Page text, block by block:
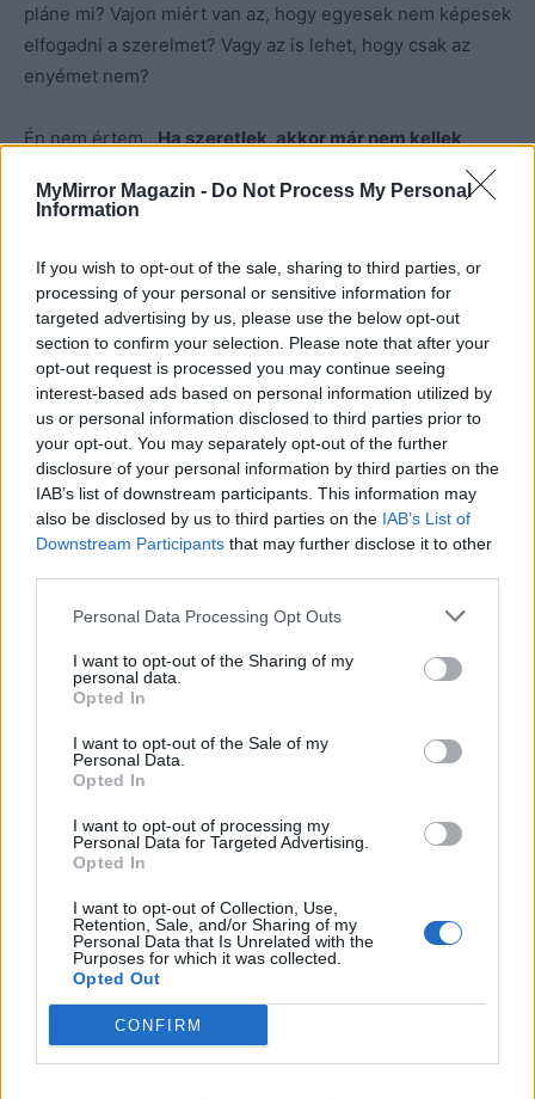
MyMirror Magazin - Do Not Process My Personal
Information
If you wish to opt-out of the sale, sharing to third parties, or
processing of your personal or sensitive information for
targeted advertising by us, please use the below opt-out
section to confirm your selection. Please note that after your
opt-out request is processed you may continue seeing
interest-based ads based on personal information utilized by
us or personal information disclosed to third parties prior to
your opt-out. You may separately opt-out of the further
disclosure of your personal information by third parties on the
IAB’s list of downstream participants. This information may
also be disclosed by us to third parties on the IAB’s List of
Downstream Participants that may further disclose it to other
Personal Data Processing Opt Outs
I want to opt-out of the Sharing of my
personal data.
Opted In
I want to opt-out of the Sale of my
Personal Data.
Opted In
I want to opt-out of processing my
Personal Data for Targeted Advertising.
Opted In
I want to opt-out of Collection, Use,
Retention, Sale, and/or Sharing of my
Personal Data that Is Unrelated with the
Purposes for which it was collected.
Opted Out
CONFIRM
pláne mi? Vajon miért van az, hogy egyesek nem képesek
elfogadni a szerelmet? Vagy az is lehet, hogy csak az
enyémet nem?
Én nem értem…Ha szeretlek, akkor már nem kellek
szabadidőmben írok. Szeretek belesni a hétköznapok függönye
mögé és közben keresem az embert, a nőt a jól legyártott álarcok
cikkeket és apró vicces történeteket.
KAPCSOLÓDÓ CIKKEK TÖBB A SZERZŐTŐL
Bivalytej és vino rosso 9.rész